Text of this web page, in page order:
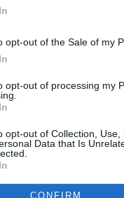
opt-out of the Sale of my
opt-out of processing my
opt-out of Collection,
Data that Is
CONFIRM
Προσέλευση
Εκδήλωσης-
Ημαθίας.